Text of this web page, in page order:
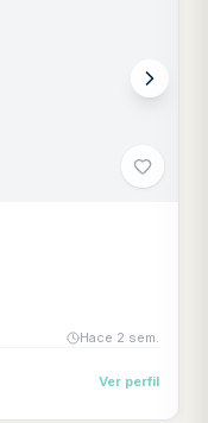
Hace 2 sem.
Ver perfil